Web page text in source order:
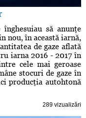
să anunţe
nou, în această iarnă,
de gaze aflată
iarna 2016 - 2017 în
cele mai geroase
stocuri de gaze în
producţia autohtonă
289 vizualizări